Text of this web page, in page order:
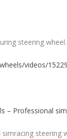
steering
videos/
– Professional
simracing steering